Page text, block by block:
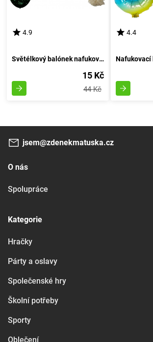
4.9
Světélkový balónek nafukovací 30cm - sestava 6 kousků, svítící za tmy
15 Kč
44 Kč
4.4
jsem@zdenekmatuska.cz
O nás
Spolupráce
Kategorie
Hračky
Párty a oslavy
Společenské hry
Školní potřeby
Sporty
Oblečení